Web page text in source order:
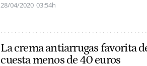
28/04/2020 03:54h
La crema antiarrugas favorita
cuesta menos de 40 euros